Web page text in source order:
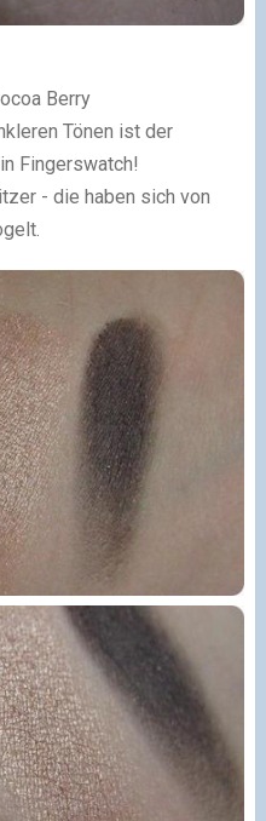
Berry
Tönen ist der
Fingerswatch!
- die haben sich von